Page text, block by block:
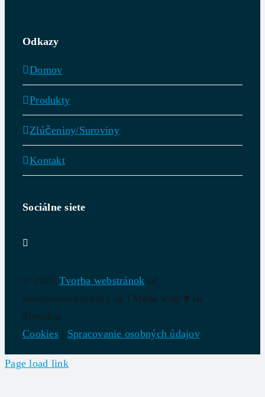
Odkazy
Domov
Produkty
Zlúčeniny/Suroviny
Kontakt
Sociálne siete
© 2025 Tvorba webstránok od
modernewebstranky.sk | Made with ♥ in
Slovakia
Cookies | Spracovanie osobných údajov
Page load link